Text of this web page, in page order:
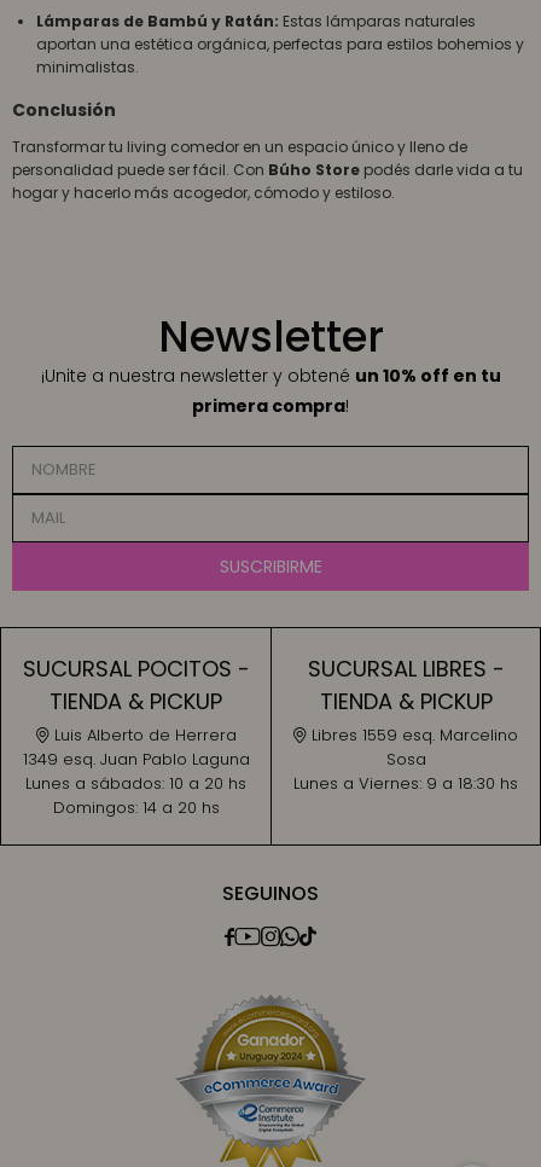
Lámparas de Bambú y Ratán: Estas lámparas naturales
aportan una estética orgánica, perfectas para estilos bohemios y
minimalistas.
Conclusión
Transformar tu living comedor en un espacio único y lleno de
personalidad puede ser fácil. Con Búho Store podés darle vida a tu
hogar y hacerlo más acogedor, cómodo y estiloso.
SEGUINOS

Newsletter
¡Unite a nuestra newsletter y obtené un 10% off en tu
primera compra!
SUSCRIBIRME
SUCURSAL POCITOS -
TIENDA & PICKUP
Luis Alberto de Herrera
1349 esq. Juan Pablo Laguna
Lunes a sábados: 10 a 20 hs
Domingos: 14 a 20 hs
SUCURSAL LIBRES -
TIENDA & PICKUP
Libres 1559 esq. Marcelino
Sosa
Lunes a Viernes: 9 a 18:30 hs